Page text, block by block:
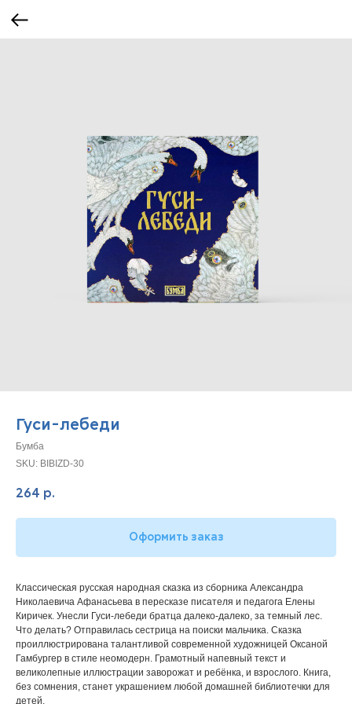
Гуси-лебеди
Бумба
SKU: BIBIZD-30
264 р.
Оформить заказ
Классическая русская народная сказка из сборника Александра
Николаевича Афанасьева в пересказе писателя и педагога Елены
Киричек. Унесли Гуси-лебеди братца далеко-далеко, за темный лес.
Что делать? Отправилась сестрица на поиски мальчика. Сказка
проиллюстрирована талантливой современной художницей Оксаной
Гамбургер в стиле неомодерн. Грамотный напевный текст и
великолепные иллюстрации заворожат и ребёнка, и взрослого. Книга,
без сомнения, станет украшением любой домашней библиотечки для
детей.